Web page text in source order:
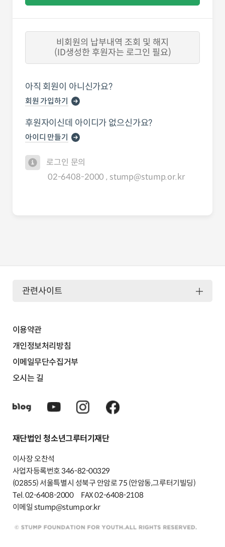
비회원의 납부내역 조회 및 해지
(ID생성한 후원자는 로그인 필요)
아직 회원이 아니신가요?
회원 가입하기
후원자이신데 아이디가 없으신가요?
아이디 만들기
로그인 문의
02-6408-2000 , stump@stump.or.kr
이용약관
개인정보처리방침
이메일무단수집거부
오시는 길
재단법인 청소년그루터기재단
이사장 오찬석
사업자등록번호 346-82-00329
(02855) 서울특별시 성북구 안암로 75 (안암동,그루터기빌딩)
Tel. 02-6408-2000
FAX 02-6408-2108
이메일 stump@stump.or.kr
관련사이트